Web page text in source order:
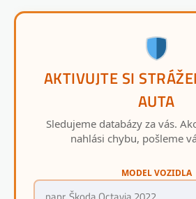
AKTIVUJTE SI
AUTA
Sledujeme databázy za vás.
nahlási chybu, pošleme
MODEL VOZIDLA